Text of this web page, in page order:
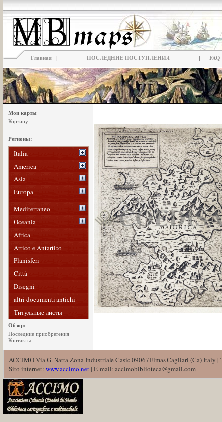
Главная | ПОСЛЕДНИЕ ПОСТУПЛЕНИЯ | FAQ
Мои карты
Корзину
Регионы:
Italia
America
Asia
Europa
Mediterraneo
Oceania
Africa
Artico e Antartico
Planisferi
Città
Disegni
altri documenti antichi
Титульные листы
Обзор:
Последние приобретения
Контакты
ACCIMO Via G. Natta Zona Industriale Casic 09067Elmas Cagliari (Ca) Italy
Sito internet: www.accimo.net| E-mail: accimobiblioteca@gmail.com